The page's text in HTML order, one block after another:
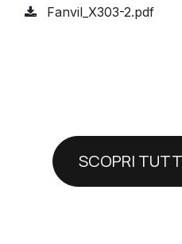
Fanvil_X303-2.pdf
SCOPRI